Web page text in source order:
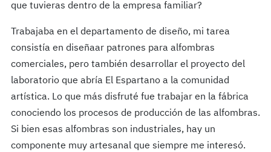
que tuvieras dentro de la empresa familiar?
Trabajaba en el departamento de diseño, mi tarea
consistí­a en diseñaar patrones para alfombras
comerciales, pero también desarrollar el proyecto del
laboratorio que abría El Espartano a la comunidad
artística. Lo que más disfruté fue trabajar en la fábrica
conociendo los procesos de producción de las alfombras.
Si bien esas alfombras son industriales, hay un
componente muy artesanal que siempre me interesó.